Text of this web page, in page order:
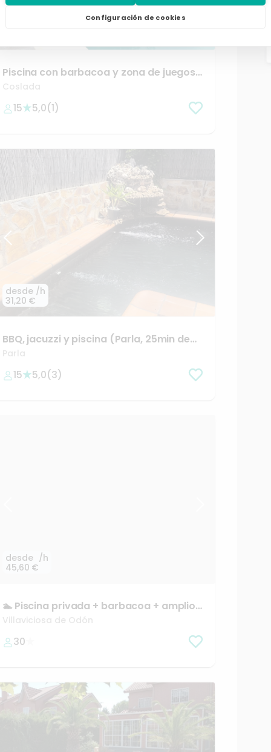
Configuración de cookies
Piscina con barbacoa y zona de juegos
en
Coslada
Coslada
15 5,0(1)
desde
31,20 €
/h
BBQ​,​ jacuzzi y piscina (Parla​,​ 25min de
Madrid
Parla
15 5,0(3)
desde
45,60 €
/h
🏊 Piscina privada + barbacoa + amplio
jardín
Villaviciosa de Odón
30